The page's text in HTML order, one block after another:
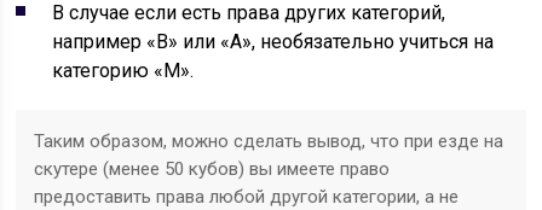
В случае если есть права других категорий,
например «B» или «А», необязательно учиться на
категорию «М».
Таким образом, можно сделать вывод, что при езде на
скутере (менее 50 кубов) вы имеете право
предоставить права любой другой категории, а не